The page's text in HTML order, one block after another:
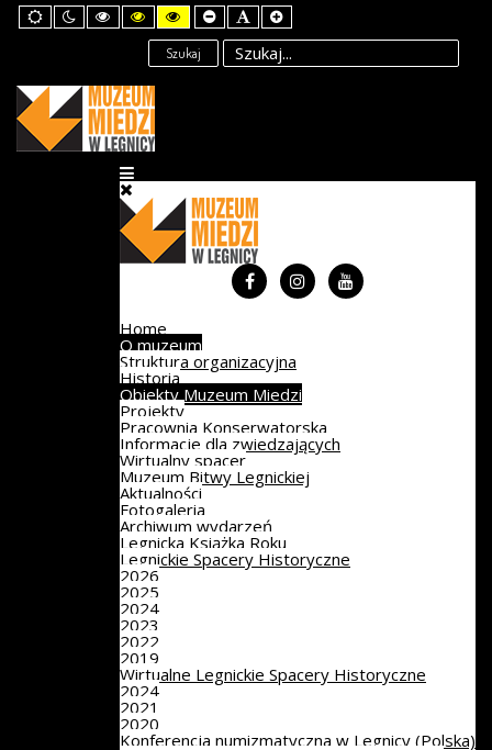
Default
mode
Night
mode
High
Contrast
mode
High
Contrast
Black
Yellow
mode
High
Contrast
Yellow
Black
mode
Set
Smaller
Font
Set
Default
Font
Set
Larger
Font
Szukaj
Home
O muzeum
Struktura organizacyjna
Historia
Obiekty Muzeum Miedzi
Projekty
Pracownia Konserwatorska
Informacje dla zwiedzających
Wirtualny spacer
Muzeum Bitwy Legnickiej
Aktualności
Fotogaleria
Archiwum wydarzeń
Legnicka Książka Roku
Legnickie Spacery Historyczne
2026
2025
2024
2023
2022
2019
Wirtualne Legnickie Spacery Historyczne
2024
2021
2020
Konferencja numizmatyczna w Legnicy (Polska)